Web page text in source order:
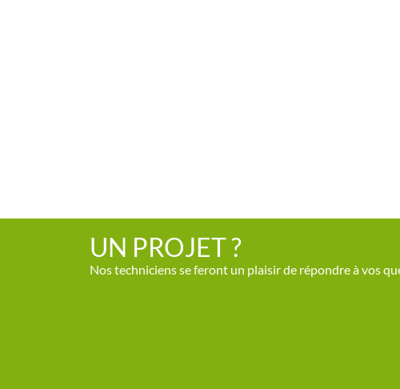
UN PROJET ?
Nos techniciens se feront un plaisir de répondre à vos